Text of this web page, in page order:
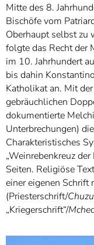
Mitte des 8.
Bischöfe vom
Oberhaupt selbst zu
folgte das Recht der
im 10. Jahrhundert
bis dahin
Katholikat an. Mit
gebräuchlichen
dokumentierte
Unterbrechungen)
Charakteristisches
„Weinrebenkreuz
Seiten. Religiöse
einer eigenen Schrift
(Priesterschrift/
„Kriegerschrift“/